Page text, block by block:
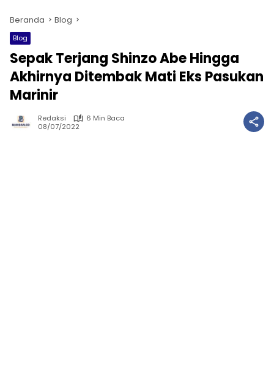
Beranda Blog
Blog
Sepak Terjang Shinzo Abe Hingga
Akhirnya Ditembak Mati Eks Pasukan
Marinir
Redaksi
6 Min Baca
08/07/2022